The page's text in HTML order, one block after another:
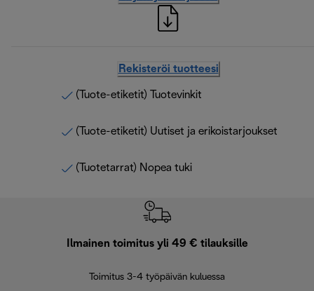
Rekisteröi tuotteesi
(Tuote-etiketit) Tuotevinkit
(Tuote-etiketit) Uutiset ja erikoistarjoukset
(Tuotetarrat) Nopea tuki
Ilmainen toimitus yli 49 € tilauksille
Toimitus 3-4 työpäivän kuluessa